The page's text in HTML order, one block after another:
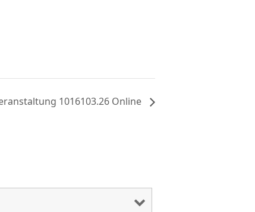
1016103.26 Online